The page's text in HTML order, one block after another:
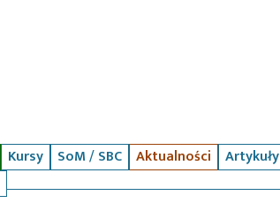
Kursy SoM / SBC Aktualności
Artykuły